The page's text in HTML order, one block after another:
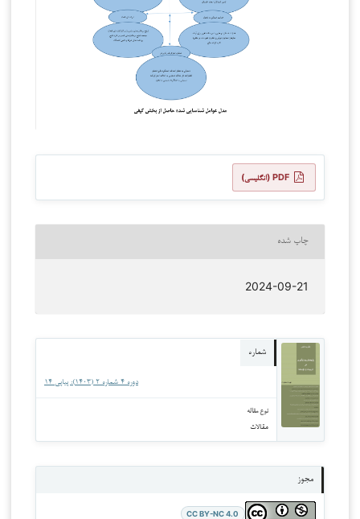
PDF (انگلیسی)
چاپ شده
2024-09-21
شماره
دوره 4 شماره 2 (1403): پیاپی 14
نوع مقاله
مقالات
مجوز
CC BY-NC 4.0